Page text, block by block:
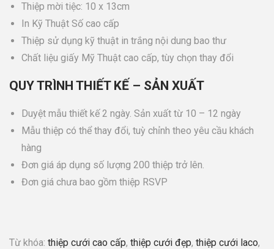
Thiệp mời tiệc: 10 x 13cm
In Kỹ Thuật Số cao cấp
Thiệp sử dụng kỹ thuật in trắng nội dung bao thư
Chất liệu giấy Mỹ Thuật cao cấp, tùy chọn thay đổi
QUY TRÌNH THIẾT KẾ – SẢN XUẤT
Duyệt mẫu thiết kế 2 ngày. Sản xuất từ 10 – 12 ngày
Mẫu thiệp có thể thay đổi, tuỳ chỉnh theo yêu cầu khách
hàng
Đơn giá áp dụng số lượng 200 thiệp trở lên.
Đơn giá chưa bao gồm thiệp RSVP
Từ khóa: thiệp cưới cao cấp, thiệp cưới đẹp, thiệp cưới laco,